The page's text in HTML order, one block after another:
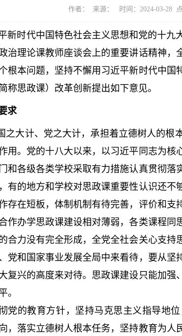
作者： 来源： 时间：2024-03-28 点
新时代中国特色社会主义思想和党的十
治理论课教师座谈会上的重要讲话精神
根本问题，坚持不懈用习近平新时代中
称思政课）改革创新提出如下意见。
求
之大计、党之大计，承担着立德树人的根
用。党的十八大以来，以习近平同志为
和各级各类学校采取有力措施认真贯彻落
有的地方和学校对思政课重要性认识还
存在短板，体制机制有待完善，评价和
作办学思政课建设相对薄弱，各类课程同
合力没有完全形成，全党全社会关心支
党和国家事业发展全局中来看待，要从
复兴的高度来对待。思政课建设只能加强
。
党的教育方针，坚持马克思主义指导地
，落实立德树人根本任务，坚持教育为人